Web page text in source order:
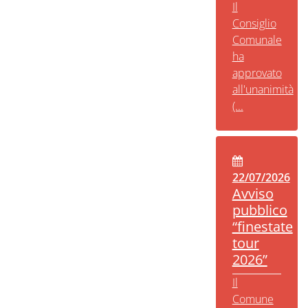
Il
Consiglio
Comunale
ha
approvato
all'unanimità
(...
22/07/2026
Avviso
pubblico
“finestate
tour
2026”
Il
Comune